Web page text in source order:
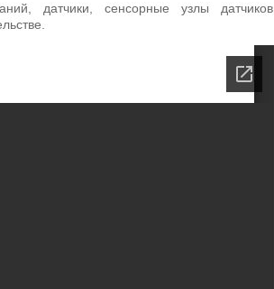
датчики, сенсорные узлы датчиков,